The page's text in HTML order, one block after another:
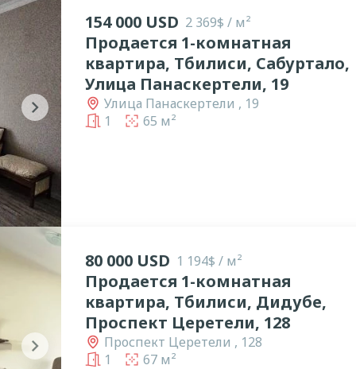
chevron_right
154 000 USD 2 369$ / м²
Продается 1-комнатная
квартира, Тбилиси, Сабуртало,
Улица Панаскертели, 19
Улица Панаскертели , 19
1
65 м²
chevron_right
80 000 USD 1 194$ / м²
Продается 1-комнатная
квартира, Тбилиси, Дидубе,
Проспект Церетели, 128
Проспект Церетели , 128
1
67 м²